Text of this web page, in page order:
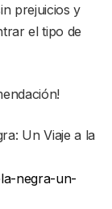
prejuicios y
el tipo de
Un Viaje a la
negra-un-